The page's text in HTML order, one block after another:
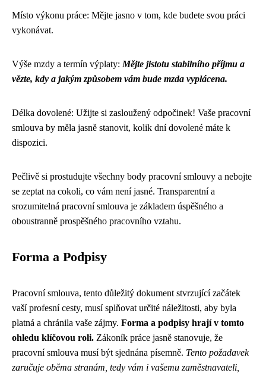
Místo výkonu práce: Mějte jasno v tom, kde budete svou práci
vykonávat.
Výše mzdy a termín výplaty: Mějte jistotu stabilního příjmu a
vězte, kdy a jakým způsobem vám bude mzda vyplácena.
Délka dovolené: Užijte si zasloužený odpočinek! Vaše pracovní
smlouva by měla jasně stanovit, kolik dní dovolené máte k
dispozici.
Pečlivě si prostudujte všechny body pracovní smlouvy a nebojte
se zeptat na cokoli, co vám není jasné. Transparentní a
srozumitelná pracovní smlouva je základem úspěšného a
oboustranně prospěšného pracovního vztahu.
Forma a Podpisy
Pracovní smlouva, tento důležitý dokument stvrzující začátek
vaší profesní cesty, musí splňovat určité náležitosti, aby byla
platná a chránila vaše zájmy. Forma a podpisy hrají v tomto
ohledu klíčovou roli. Zákoník práce jasně stanovuje, že
pracovní smlouva musí být sjednána písemně. Tento požadavek
zaručuje oběma stranám, tedy vám i vašemu zaměstnavateli,